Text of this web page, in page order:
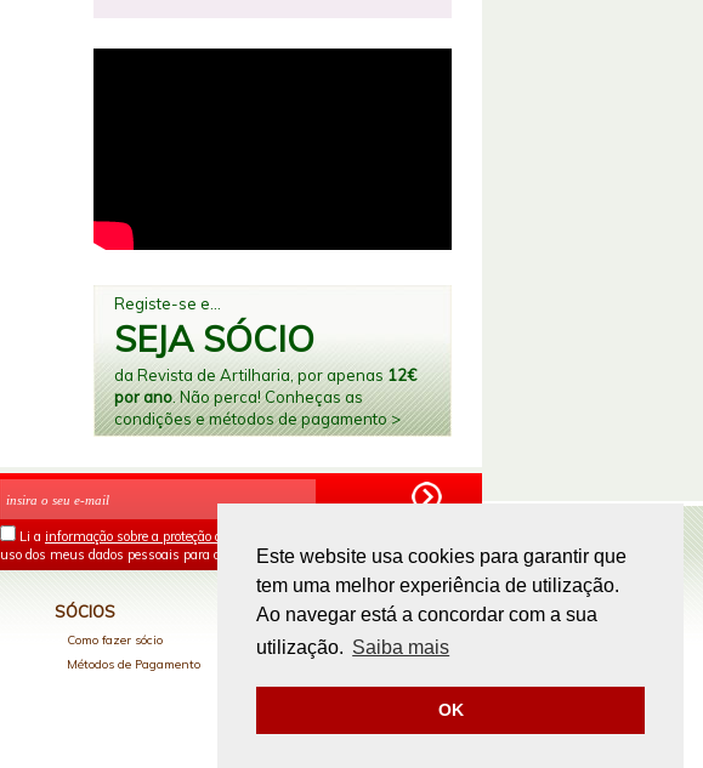
Este website usa cookies para garantir que
tem uma melhor experiência de utilização.
Ao navegar está a concordar com a sua
utilização. Saiba mais
OK
Registe-se e...
SEJA SÓCIO
da Revista de Artilharia, por apenas 12€
por ano. Não perca! Conheças as
condições e métodos de pagamento >
Li a informação sobre a proteção de dados
uso dos meus dados pessoais para os fins mencionados.
SÓCIOS
Como fazer sócio
Métodos de Pagamento
PAGAMENTOS ONLINE